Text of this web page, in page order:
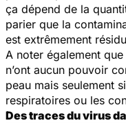
ça dépend de la
parier que la
est extrêmement
A noter également
n’ont aucun pouvoir
peau mais seulement
respiratoires ou les
Des traces du virus